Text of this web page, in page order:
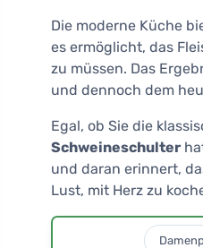
Die moderne Küche
es ermöglicht, das
zu müssen. Das
und dennoch dem
Egal, ob Sie die
Schweineschulter
und daran erinnert,
Lust, mit Herz zu